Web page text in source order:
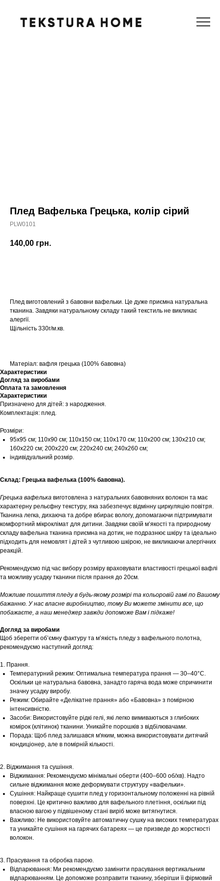
Плед Вафелька Грецька, колір сірий
PLW0101
140,00 грн.
Плед виготовлений з бавовни вафельки. Це дуже приємна натуральна
тканина. Завдяки натуральному складу такий текстиль не викликає
алергії.
Щільність 330г/м.кв.
Матеріал: вафля грецька (100% бавовна)
Характеристики
Догляд за виробами
Оплата та замовлення
Характеристики
Призначено для дітей: з народження.
Комплектація: плед.
Розміри:
95х95 см; 110х90 см; 110х150 см; 110х170 см; 110х200 см; 130х210 см;
160х220 см; 200х220 см; 220х240 см; 240х260 см;
індивідуальний розмір.
Склад: Грецька вафелька (100% бавовна).
Грецька вафелька виготовлена з натуральних бавовняних волокон та має
характерну рельєфну текстуру, яка забезпечує відмінну циркуляцію повітря.
Тканина легка, дихаюча та добре вбирає вологу, допомагаючи підтримувати
комфортний мікроклімат для дитини. Завдяки своїй м’якості та природному
складу вафельна тканина приємна на дотик, не подразнює шкіру та ідеально
підходить для немовлят і дітей з чутливою шкірою, не викликаючи алергічних
реакцій.
Рекомендуємо під час вибору розміру враховувати властивості грецької вафлі
та можливу усадку тканини після прання до 20см.
Можливе пошиття пледу в будь-якому розмірі та кольоровій гамі по Вашому
бажанню. У нас власне виробництво, тому Ви можете змінити все, що
побажаєте, а наш менеджер завжди допоможе Вам і підкаже!
Догляд за виробами
Щоб зберегти об’ємну фактуру та м’якість пледу з вафельного полотна,
рекомендуємо наступний догляд:
1. Прання.
Температурний режим: Оптимальна температура прання — 30–40°С.
Оскільки це натуральна бавовна, занадто гаряча вода може спричинити
значну усадку виробу.
Режим: Обирайте «Делікатне прання» або «Бавовна» з помірною
інтенсивністю.
Засоби: Використовуйте рідкі гелі, які легко вимиваються з глибоких
комірок (клітинок) тканини. Уникайте порошків з відбілювачами.
Порада: Щоб плед залишався м'яким, можна використовувати дитячий
кондиціонер, але в помірній кількості.
2. Віджимання та сушіння.
Віджимання: Рекомендуємо мінімальні оберти (400–600 об/хв). Надто
сильне віджимання може деформувати структуру «вафельки».
Сушіння: Найкраще сушити плед у горизонтальному положенні на рівній
поверхні. Це критично важливо для вафельного плетіння, оскільки під
власною вагою у підвішеному стані виріб може витягнутися.
Важливо: Не використовуйте автоматичну сушку на високих температурах
та уникайте сушіння на гарячих батареях — це призведе до жорсткості
волокон.
3. Прасування та обробка парою.
Відпарювання: Ми рекомендуємо замінити прасування вертикальним
відпарюванням. Це допоможе розправити тканину, зберігши її фірмовий